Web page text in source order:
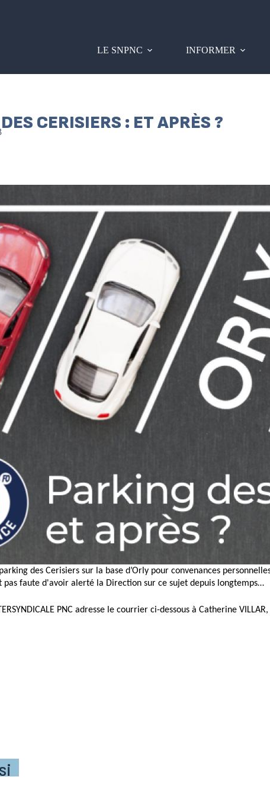
LE SNPNC INFORMER
CERISIERS : ET APRÈS ?
des Cerisiers sur la base d’Orly pour convenances
pas faute d'avoir alerté la Direction sur ce sujet depuis longtemps…
PNC adresse le courrier ci-dessous à Catherine